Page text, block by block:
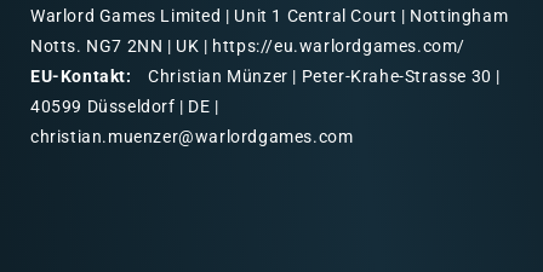
Warlord Games Limited | Unit 1 Central Court | Nottingham
Notts. NG7 2NN | UK | https://eu.warlordgames.com/
EU-Kontakt:
Christian Münzer | Peter-Krahe-Strasse 30 |
40599 Düsseldorf | DE |
christian.muenzer@warlordgames.com